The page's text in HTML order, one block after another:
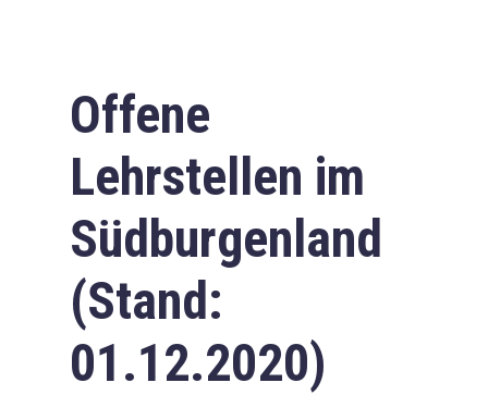
Offene
Lehrstellen im
Südburgenland
(Stand:
01.12.2020)